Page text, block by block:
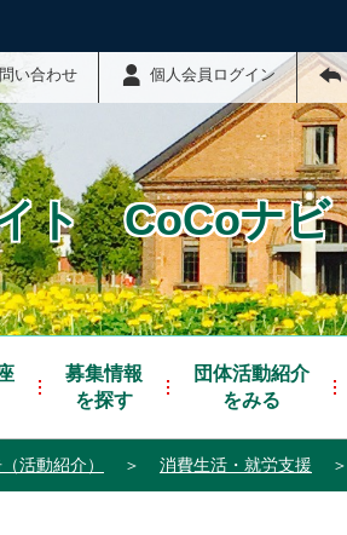
い合わせ 個人会員ログイン
ト CoCoナビ
募集情報
を探す
団体活動紹介
をみる
活動紹介） ＞ 消費生活・就労支援 ＞